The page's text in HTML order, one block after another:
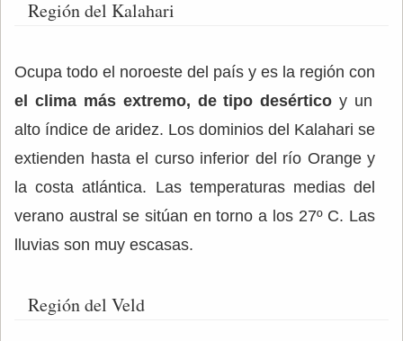
Región del Kalahari
Ocupa todo el noroeste del país y es la región con
el clima más extremo, de tipo desértico y un
alto índice de aridez. Los dominios del Kalahari se
extienden hasta el curso inferior del río Orange y
la costa atlántica. Las temperaturas medias del
verano austral se sitúan en torno a los 27º C. Las
lluvias son muy escasas.
Región del Veld